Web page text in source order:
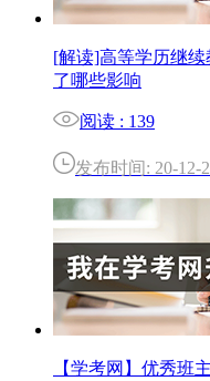
[解读]高等学历继
了哪些影响
阅读 : 139
发布时间: 20-12-
【学考网】优秀